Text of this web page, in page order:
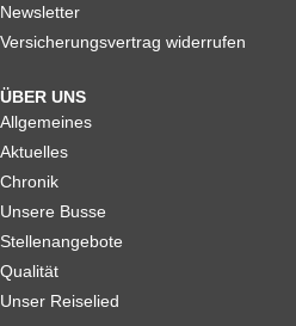
Newsletter
Versicherungsvertrag widerrufen
ÜBER UNS
Allgemeines
Aktuelles
Chronik
Unsere Busse
Stellenangebote
Qualität
Unser Reiselied